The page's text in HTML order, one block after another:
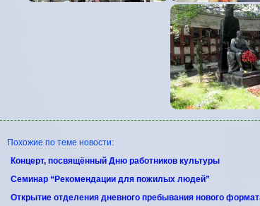
Похожие по теме новости:
Концерт, посвящённый Дню работников культуры
Семинар “Рекомендации для пожилых людей”
Открытие отделения дневного пребывания нового